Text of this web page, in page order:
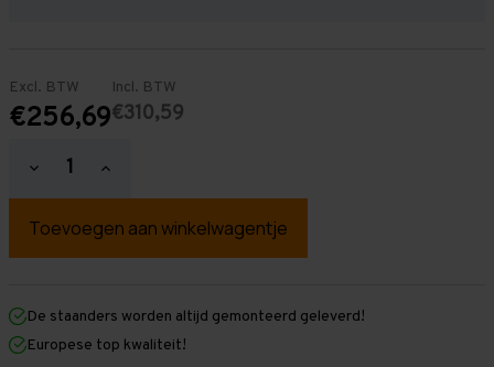
Excl. BTW
€256,69
Incl. BTW
€310,59
Hoeveelheid
verlagen
Grootvakstelling
mm
mm
x
1.000
Hoeveelheid
verhogen
Grootvakstelling
mm
mm
1.000
De staanders worden altijd gemonteerd geleverd!
Europese top kwaliteit!